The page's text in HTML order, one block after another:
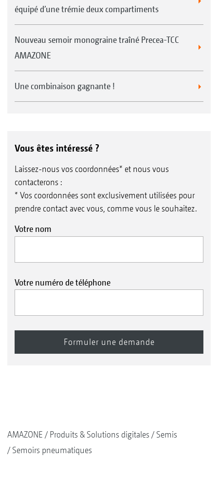
équipé d’une trémie deux compartiments
Nouveau semoir monograine traîné Precea-TCC
AMAZONE
Une combinaison gagnante !
Vous êtes intéressé ?
Laissez-nous vos coordonnées* et nous vous
contacterons :
* Vos coordonnées sont exclusivement utilisées pour
prendre contact avec vous, comme vous le souhaitez.
Votre nom
Votre numéro de téléphone
AMAZONE Produits & Solutions digitales
Semis
Semoirs pneumatiques